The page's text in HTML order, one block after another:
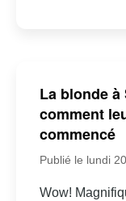
La blonde
comment
commencé
Publié le lundi
Wow!